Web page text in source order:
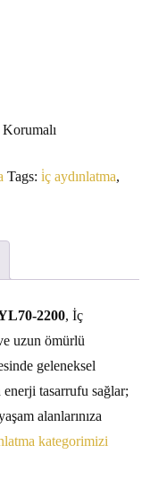
Tags: i̇ç aydınlatma,
2200, İç
uzun ömürlü
geleneksel
enerji tasarrufu sağlar;
alanlarınıza
kategorimizi